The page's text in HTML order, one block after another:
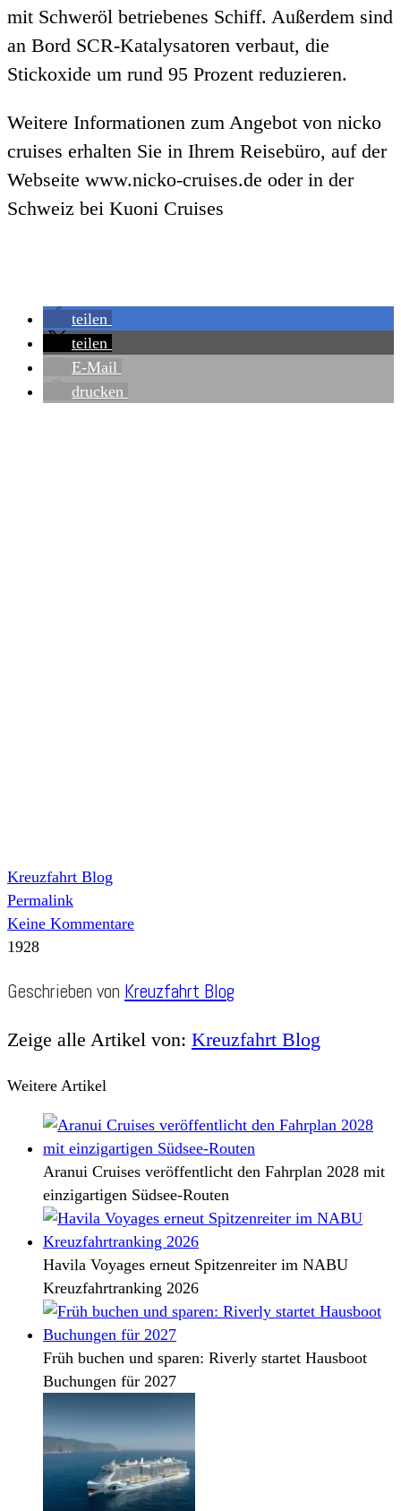
mit Schweröl betriebenes Schiff. Außerdem sind
an Bord SCR-Katalysatoren verbaut, die
Stickoxide um rund 95 Prozent reduzieren.
Weitere Informationen zum Angebot von nicko
cruises erhalten Sie in Ihrem Reisebüro, auf der
Webseite www.nicko-cruises.de oder in der
Schweiz bei Kuoni Cruises
teilen
teilen
E-Mail
drucken
Kreuzfahrt Blog
Permalink
Keine Kommentare
1928
Geschrieben von Kreuzfahrt Blog
Zeige alle Artikel von: Kreuzfahrt Blog
Weitere Artikel
Aranui Cruises veröffentlicht den Fahrplan 2028 mit
einzigartigen Südsee-Routen
Havila Voyages erneut Spitzenreiter im NABU
Kreuzfahrtranking 2026
Früh buchen und sparen: Riverly startet Hausboot
Buchungen für 2027